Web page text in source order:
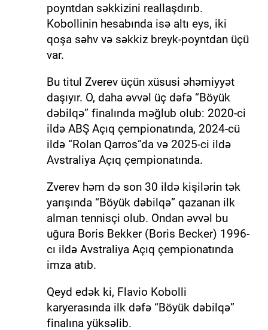
poyntdan səkkizini reallaşdırıb.
Kobollinin hesabında isə altı eys, iki
qoşa səhv və səkkiz breyk-poyntdan üçü
var.
Bu titul Zverev üçün xüsusi əhəmiyyət
daşıyır. O, daha əvvəl üç dəfə “Böyük
dəbilqə” finalında məğlub olub: 2020-ci
ildə ABŞ Açıq çempionatında, 2024-cü
ildə “Rolan Qarros”da və 2025-ci ildə
Avstraliya Açıq çempionatında.
Zverev həm də son 30 ildə kişilərin tək
yarışında “Böyük dəbilqə” qazanan ilk
alman tennisçi olub. Ondan əvvəl bu
uğura Boris Bekker (Boris Becker) 1996-
cı ildə Avstraliya Açıq çempionatında
imza atıb.
Qeyd edək ki, Flavio Kobolli
karyerasında ilk dəfə “Böyük dəbilqə”
finalına yüksəlib.